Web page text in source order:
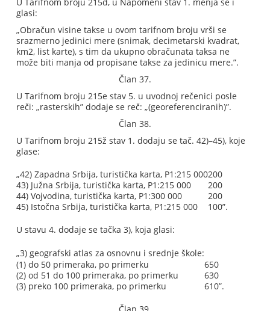
glasi:
„Obračun visine takse u ovom tarifnom broju vrši se
srazmerno jedinici mere (snimak, decimetarski kvadrat,
km2, list karte), s tim da ukupno obračunata taksa ne
može biti manja od propisane takse za jedinicu mere.”.
Član 37.
U Tarifnom broju 215e stav 5. u uvodnoj rečenici posle
reči: „rasterskih” dodaje se reč: „(georeferenciranih)”.
Član 38.
U Tarifnom broju 215ž stav 1. dodaju se tač. 42)–45), koje
glase:
„42) Zapadna Srbija, turistička karta, P1:215 000200
43) Južna Srbija, turistička karta, P1:215 000
200
44) Vojvodina, turistička karta, P1:300 000
200
45) Istočna Srbija, turistička karta, P1:215 000
100”.
U stavu 4. dodaje se tačka 3), koja glasi:
„3) geografski atlas za osnovnu i srednje škole:
(1) do 50 primeraka, po primerku
650
(2) od 51 do 100 primeraka, po primerku
630
(3) preko 100 primeraka, po primerku
610”.